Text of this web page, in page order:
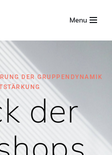
Menu
DER GRUPPENDYNAMIK
der